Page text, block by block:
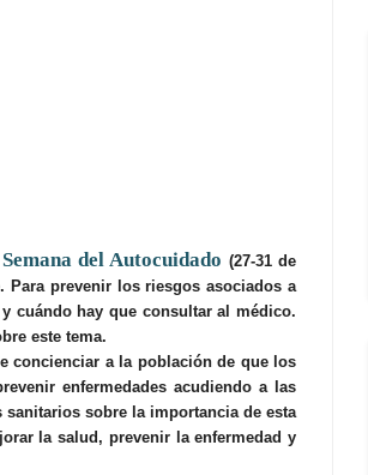
del Autocuidado (27-31 de
Para prevenir los riesgos asociados a
cuándo hay que consultar al médico.
este tema.
concienciar a la población de que los
enfermedades acudiendo a las
sobre la importancia de esta
la salud, prevenir la enfermedad y